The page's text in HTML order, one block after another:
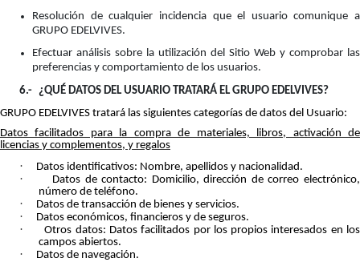
Resolución de cualquier incidencia que el usuario comunique a
GRUPO EDELVIVES.
Efectuar análisis sobre la utilización del Sitio Web y comprobar las
preferencias y comportamiento de los usuarios.
6.- ¿QUÉ DATOS DEL USUARIO TRATARÁ EL GRUPO EDELVIVES?
GRUPO EDELVIVES tratará las siguientes categorías de datos del Usuario:
Datos facilitados para la compra de materiales, libros, activación de
licencias y complementos, y regalos
· Datos identificativos: Nombre, apellidos y nacionalidad.
·
Datos de contacto: Domicilio, dirección de correo electrónico,
número de teléfono.
· Datos de transacción de bienes y servicios.
· Datos económicos, financieros y de seguros.
·
Otros datos: Datos facilitados por los propios interesados en los
campos abiertos.
· Datos de navegación.